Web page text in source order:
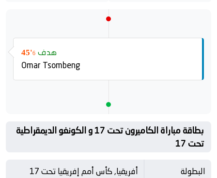
45'6 هدف
Omar Tsombeng
بطاقة مباراة الكاميرون تحت 17 و الكونغو الديمقراطية
تحت 17
البطولة
أفريقيا, كأس أمم إفريقيا تحت 17